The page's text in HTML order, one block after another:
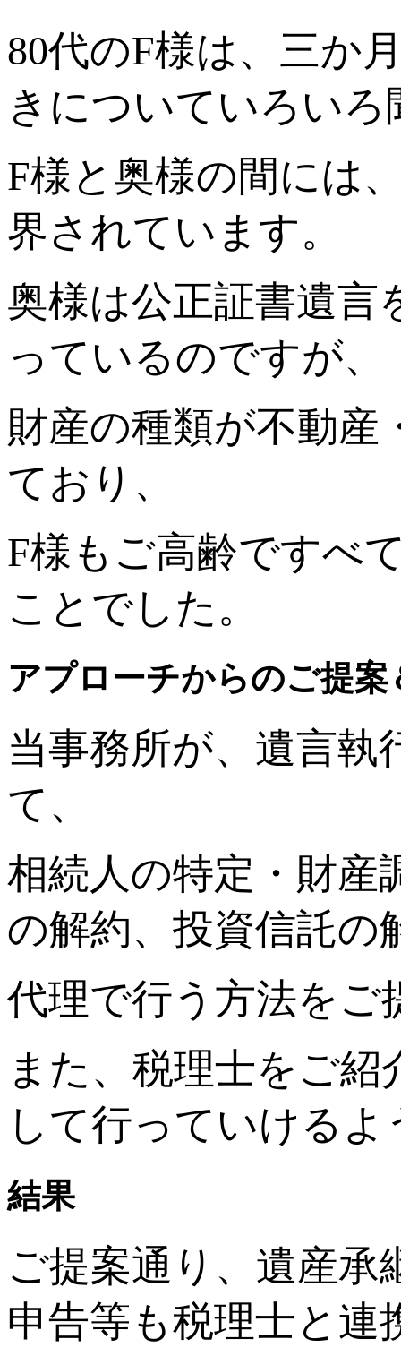
80代のF様は、三か
きについていろい
F様と奥様の間には
界されています。
奥様は公正証書遺言
っているのですが、
財産の種類が不動産
ており、
F様もご高齢ですべ
ことでした。
アプローチからのご提案
当事務所が、遺言執
て、
相続人の特定・財産
の解約、投資信託の
代理で行う方法をご
また、税理士をご
して行っていける
結果
ご提案通り、遺産承
申告等も税理士と